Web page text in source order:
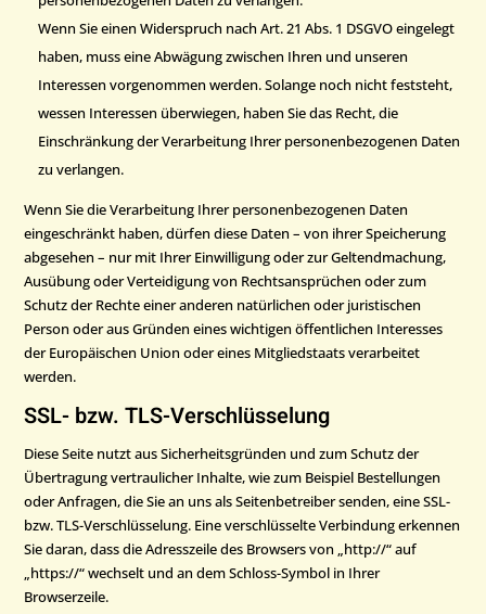
Wenn Sie einen Widerspruch nach Art. 21 Abs. 1 DSGVO eingelegt
haben, muss eine Abwägung zwischen Ihren und unseren
Interessen vorgenommen werden. Solange noch nicht feststeht,
wessen Interessen überwiegen, haben Sie das Recht, die
Einschränkung der Verarbeitung Ihrer personenbezogenen Daten
zu verlangen.
Wenn Sie die Verarbeitung Ihrer personenbezogenen Daten
eingeschränkt haben, dürfen diese Daten – von ihrer Speicherung
abgesehen – nur mit Ihrer Einwilligung oder zur Geltendmachung,
Ausübung oder Verteidigung von Rechtsansprüchen oder zum
Schutz der Rechte einer anderen natürlichen oder juristischen
Person oder aus Gründen eines wichtigen öffentlichen Interesses
der Europäischen Union oder eines Mitgliedstaats verarbeitet
werden.
SSL- bzw. TLS-Verschlüsselung
Diese Seite nutzt aus Sicherheitsgründen und zum Schutz der
Übertragung vertraulicher Inhalte, wie zum Beispiel Bestellungen
oder Anfragen, die Sie an uns als Seitenbetreiber senden, eine SSL-
bzw. TLS-Verschlüsselung. Eine verschlüsselte Verbindung erkennen
Sie daran, dass die Adresszeile des Browsers von „http://“ auf
„https://“ wechselt und an dem Schloss-Symbol in Ihrer
Browserzeile.